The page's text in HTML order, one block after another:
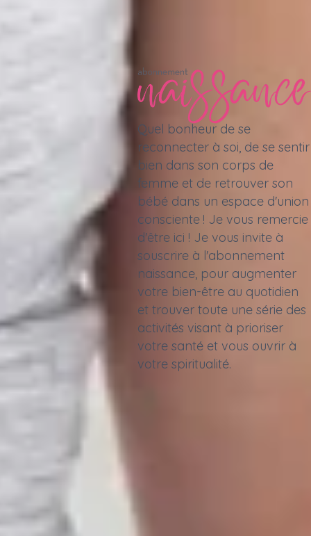
Quel bonheur de se
reconnecter à soi, de se sentir
bien dans son corps de
femme et de retrouver son
bébé dans un espace d'union
consciente ! Je vous remercie
d'être ici ! Je vous invite à
souscrire à l'abonnement
naissance, pour augmenter
votre bien-être au quotidien
et trouver toute une série des
activités visant à prioriser
votre santé et vous ouvrir à
votre spiritualité.